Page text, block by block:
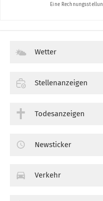
Wetter
Stellenanzeigen
Todesanzeigen
Newsticker
Verkehr